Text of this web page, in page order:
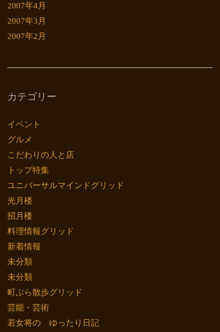
2007年4月
2007年3月
2007年2月
カテゴリー
イベント
グルメ
こだわりの人と店
トップ特集
ユニバーサルマインドグリッド
光月楼
招月楼
料理情報グリッド
新着情報
未分類
未分類
町ぶら散歩グリッド
芸能・芸術
若女将の ゆったり日記